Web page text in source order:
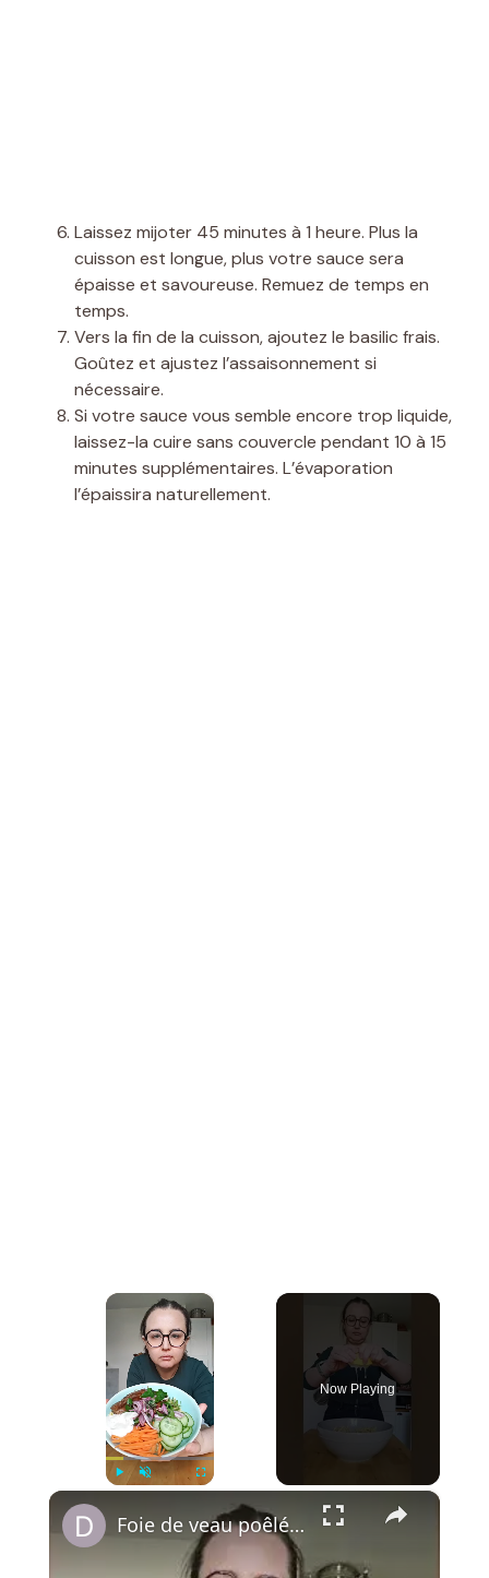
Laissez mijoter 45 minutes à 1 heure. Plus la
cuisson est longue, plus votre sauce sera
épaisse et savoureuse. Remuez de temps en
temps.
Vers la fin de la cuisson, ajoutez le basilic frais.
Goûtez et ajustez l’assaisonnement si
nécessaire.
Si votre sauce vous semble encore trop liquide,
laissez-la cuire sans couvercle pendant 10 à 15
minutes supplémentaires. L’évaporation
l’épaissira naturellement.
×
Now Playing
×
Foie de veau poêlé, fusilli citron, oignons rouges au sumac & sauce tahini citronnée